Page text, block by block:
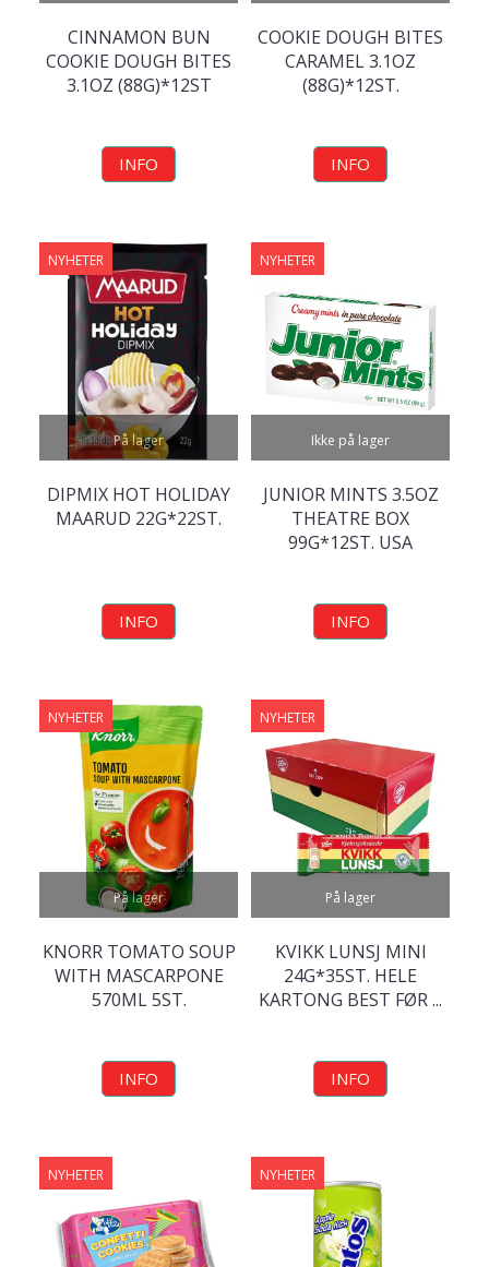
CINNAMON BUN
COOKIE DOUGH BITES
3.1OZ (88G)*12ST
INFO
COOKIE DOUGH BITES
CARAMEL 3.1OZ
(88G)*12ST.
INFO
På lager
NYHETER
DIPMIX HOT HOLIDAY
MAARUD 22G*22ST.
INFO
Ikke på lager
NYHETER
JUNIOR MINTS 3.5OZ
THEATRE BOX
99G*12ST. USA
INFO
På lager
NYHETER
KNORR TOMATO SOUP
WITH MASCARPONE
570ML 5ST.
INFO
På lager
NYHETER
KVIKK LUNSJ MINI
24G*35ST. HELE
KARTONG BEST FØR ...
INFO
NYHETER NYHETER